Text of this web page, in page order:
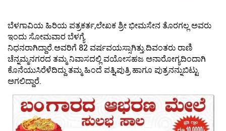
ಬೆಳಗಾವಿಯ ಹಿರಿಯ ಪತ್ರಕರ್ತ,ಲೇಖಕ ಶ್ರೀ ಭೀಮಸೇನ ತೊರಗಲ್ಲ ಅವರು
ಇಂದು ಸೋಮವಾರ ಬೆಳಗ್ಯೆ
ನಿಧನರಾಗಿದ್ದಾರೆ.ಅವರಿಗೆ 82 ವರ್ಷವಯಸ್ಸಾಗಿತ್ತು.ದಿವಂತರು ರಾಣಿ
ಚೆನ್ನಮ್ಮನಗರದ ತಮ್ಮ ನಿವಾಸದಲ್ಲಿ ವಯೋಸಹಜ ಅನಾರೋಗ್ಯದಿಂದಾಗಿ
ಕೊನೆಯುಸಿರೆಳೆದಿದ್ದು ತಮ್ಮ ಹಿಂದೆ ಪತ್ನಿ,ಪುತ್ರಿ ಹಾಗೂ ಪುತ್ರನನ್ನುಬಿಟ್ಟು
ಅಗಲಿದ್ದಾರೆ.